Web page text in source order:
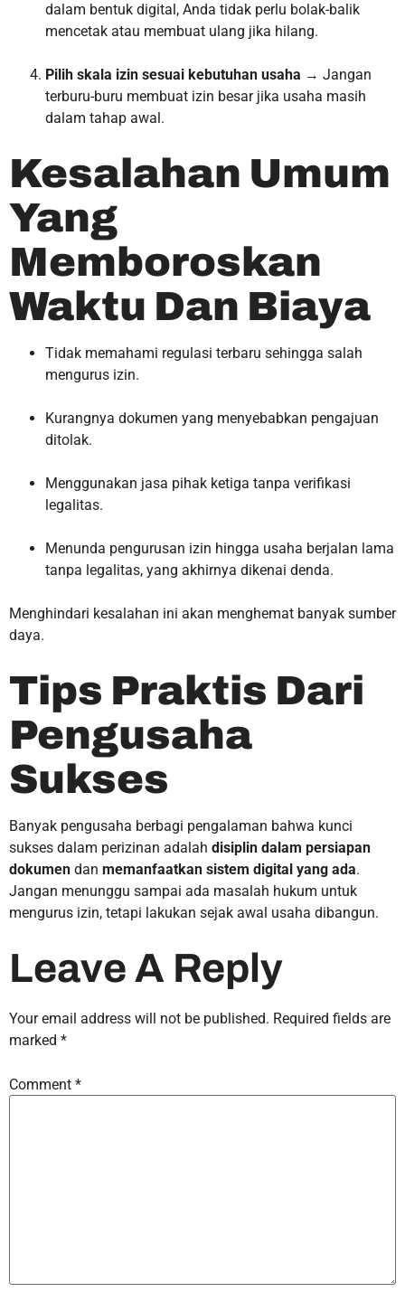
dalam bentuk digital, Anda tidak perlu bolak-balik
mencetak atau membuat ulang jika hilang.
Pilih skala izin sesuai kebutuhan usaha → Jangan
terburu-buru membuat izin besar jika usaha masih
dalam tahap awal.
Kesalahan Umum
Yang
Memboroskan
Waktu Dan Biaya
Tidak memahami regulasi terbaru sehingga salah
mengurus izin.
Kurangnya dokumen yang menyebabkan pengajuan
ditolak.
Menggunakan jasa pihak ketiga tanpa verifikasi
legalitas.
Menunda pengurusan izin hingga usaha berjalan lama
tanpa legalitas, yang akhirnya dikenai denda.
Menghindari kesalahan ini akan menghemat banyak sumber
daya.
Tips Praktis Dari
Pengusaha
Sukses
Banyak pengusaha berbagi pengalaman bahwa kunci
sukses dalam perizinan adalah disiplin dalam persiapan
dokumen dan memanfaatkan sistem digital yang ada.
Jangan menunggu sampai ada masalah hukum untuk
mengurus izin, tetapi lakukan sejak awal usaha dibangun.
Leave A Reply
Your email address will not be published. Required fields are
marked *
Comment *